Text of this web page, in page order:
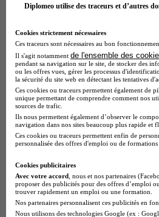
Licence Psychologie à Paris
Master Psychologie à Lyon
Licence Psychologie à Toulouse
Master Psychologie à Lille
Master Psychologie à Montpellier
Master Psychologie à Paris
Master Meef à Lyon
Master Meef à Paris
BTS Tourisme à Bordeaux
BTS Tourisme à Lyon
BTS Tourisme à Paris
Licence Psychologie à Lille
Master Informatique à Paris
BTS Communication à Bordeaux
Master Psychologie à Angers
BTS Communication à Lyon
Diplomeo utilise des traceurs et d’autres
Cookies strictement nécessaires
Ces traceurs sont nécessaires au bon
Il s'agit notamment de l'ensemble des
pendant sa navigation sur le site, de stocker des
ou les offres vues, gérer les processus
la sécurité du site web en détectant les tentatives
Ces cookies ou traceurs permettent également de
unique permettant de comprendre comment nos
sources de trafic.
Ils nous permettent également d’observer le
navigation dans nos sites beaucoup plus rapide et
Ces cookies ou traceurs permettent enfin de
personnalisée des offres d'emploi ou de formations
Cookies publicitaires
Avec votre accord , nous et nos partenaires
proposer des publicités pour des offres d’emploi
trouver rapidement un emploi ou une formation.
Nos partenaires personnalisent ces publicités en
Nous utilisons des technologies Google (ex :